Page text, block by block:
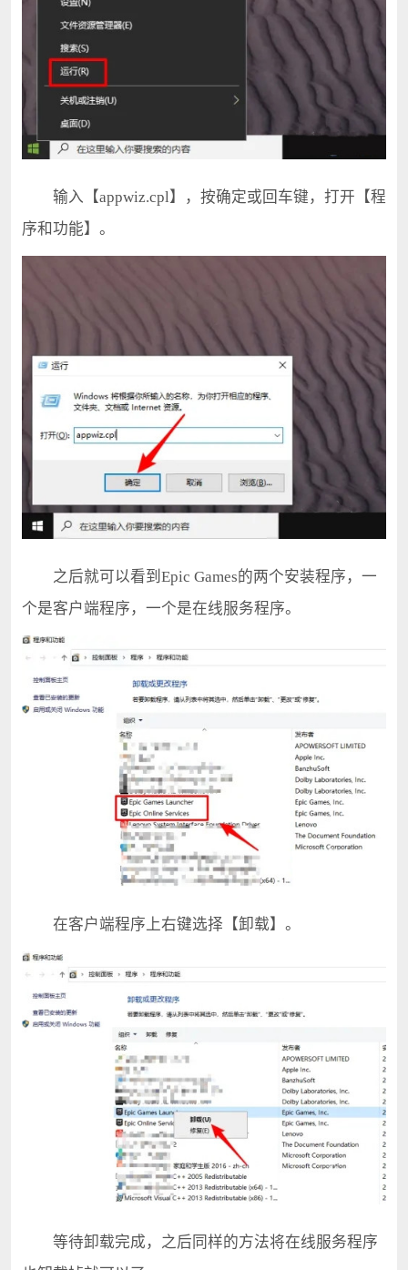
输入【appwiz.cpl】，按确定或回车键，打开【程
序和功能】。
之后就可以看到Epic Games的两个安装程序，一
个是客户端程序，一个是在线服务程序。
在客户端程序上右键选择【卸载】。
等待卸载完成，之后同样的方法将在线服务程序